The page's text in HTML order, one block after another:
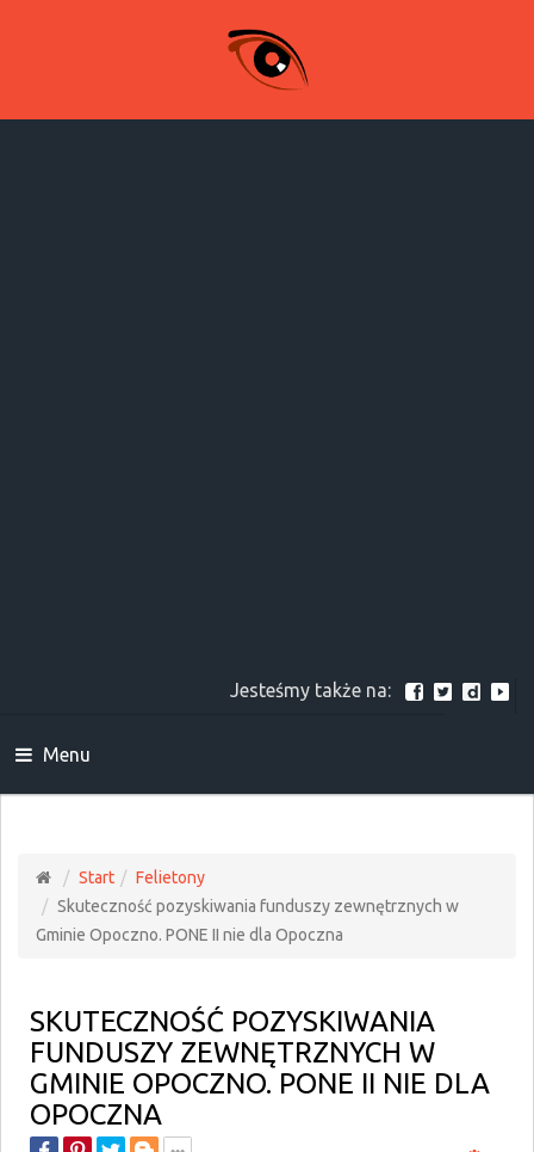
Jesteśmy także na:
Menu
Start
Felietony
Skuteczność pozyskiwania funduszy zewnętrznych w
Gminie Opoczno. PONE II nie dla Opoczna
SKUTECZNOŚĆ POZYSKIWANIA
FUNDUSZY ZEWNĘTRZNYCH W
GMINIE OPOCZNO. PONE II NIE DLA
OPOCZNA